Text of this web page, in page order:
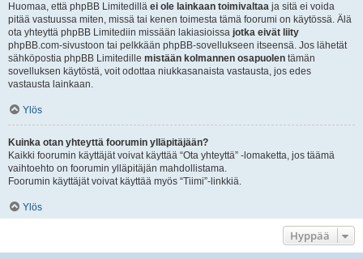
Huomaa, että phpBB Limitedillä ei ole lainkaan toimivaltaa ja sitä ei voida
pitää vastuussa miten, missä tai kenen toimesta tämä foorumi on käytössä. Älä
ota yhteyttä phpBB Limitediin missään lakiasioissa jotka eivät liity
phpBB.com-sivustoon tai pelkkään phpBB-sovellukseen itseensä. Jos lähetät
sähköpostia phpBB Limitedille mistään kolmannen osapuolen tämän
sovelluksen käytöstä, voit odottaa niukkasanaista vastausta, jos edes
vastausta lainkaan.
Ylös
Kuinka otan yhteyttä foorumin ylläpitäjään?
Kaikki foorumin käyttäjät voivat käyttää “Ota yhteyttä” -lomaketta, jos täämä
vaihtoehto on foorumin ylläpitäjän mahdollistama.
Foorumin käyttäjät voivat käyttää myös “Tiimi”-linkkiä.
Ylös
Hyppää